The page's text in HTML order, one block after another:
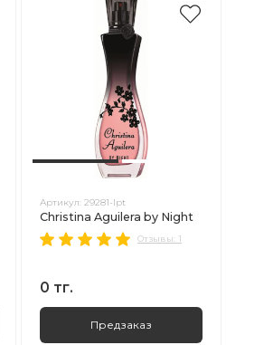
Артикул:29281-lpt
Christina Aguilera by Night
Отзывы: 1
0 тг.
Предзаказ